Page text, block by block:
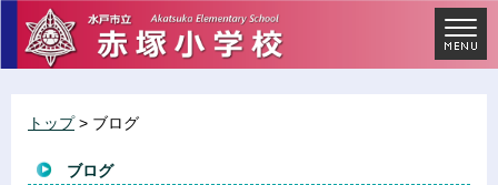
トップ> ブログ
ブログ